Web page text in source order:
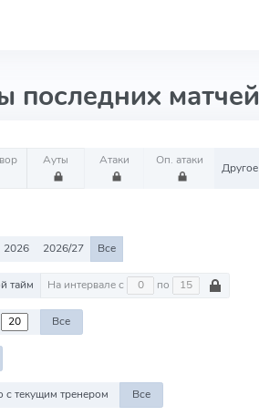
последних матчей
Ауты Атаки Оп. атаки
Другое
2026 2026/27 Все
тайм На интервале с по
Все
с текущим тренером Все